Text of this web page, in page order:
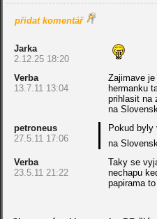
přidat komentář
Jarka
2.12.25 18:20
Verba
13.7.11 13:04
Zajimave
hermanku
prihlasit na
na
petroneus
27.5.11 17:06
Pokud
na
Verba
23.5.11 21:22
Taky se
nechapu
papirama